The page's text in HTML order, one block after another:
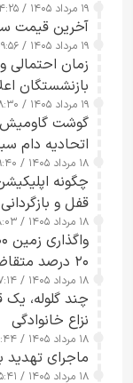
۱۹ مرداد ۱۴۰۵ / ۱۴:۲۵
آخرین قیمت سکه،
۱۹ مرداد ۱۴۰۵ / ۰۹:۵۶
زمان احتمالی
بازنشستگان
۱۹ مرداد ۱۴۰۵ / ۰۸:۳۰
گوشت گاومیش
اتحادیه دام
هشدار داد
۱۸ مرداد ۱۴۰۵ / ۱۹:۴۰
چگونه
قفل و
۱۸ مرداد ۱۴۰۵ / ۱۸:۰۳
۲۰ درصد متقاضیان زمین گرفتند
۱۸ مرداد ۱۴۰۵ / ۱۷:۱۴
نزاع خانوادگی
۱۸ مرداد ۱۴۰۵ / ۱۶:۴۴
ماجرای تهدید
۱۸ مرداد ۱۴۰۵ / ۱۵:۴۱